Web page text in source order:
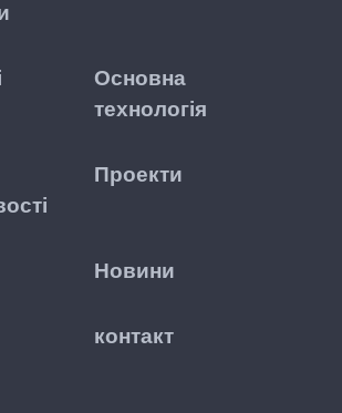
Основна
технологія
Проекти
Новини
контакт